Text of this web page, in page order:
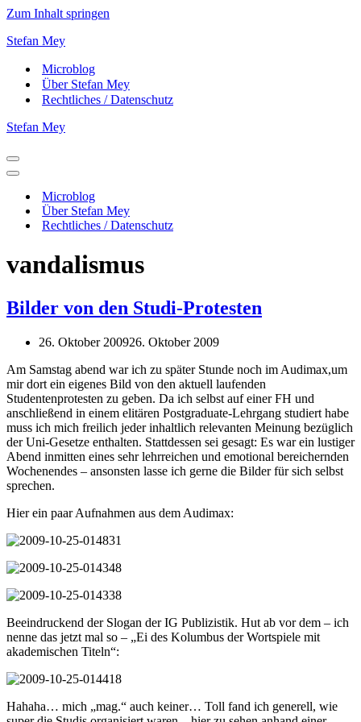
Zum Inhalt springen
Stefan Mey
Microblog
Über Stefan Mey
Rechtliches / Datenschutz
Stefan Mey
Navigationsmenü
Navigationsmenü
Microblog
Über Stefan Mey
Rechtliches / Datenschutz
vandalismus
Bilder von den Studi-Protesten
26. Oktober 200926. Oktober 2009
Am Samstag abend war ich zu später Stunde noch im Audimax,um
mir dort ein eigenes Bild von den aktuell laufenden
Studentenprotesten zu geben. Da ich selbst auf einer FH und
anschließend in einem elitären Postgraduate-Lehrgang studiert habe
muss ich mich freilich jeder inhaltlich relevanten Meinung bezüglich
der Uni-Gesetze enthalten. Stattdessen sei gesagt: Es war ein lustiger
Abend inmitten eines sehr lehrreichen und emotional bereichernden
Wochenendes – ansonsten lasse ich gerne die Bilder für sich selbst
sprechen.
Hier ein paar Aufnahmen aus dem Audimax:
Beeindruckend der Slogan der IG Publizistik. Hut ab vor dem – ich
nenne das jetzt mal so – „Ei des Kolumbus der Wortspiele mit
akademischen Titeln“:
Hahaha… mich „mag.“ auch keiner… Toll fand ich generell, wie